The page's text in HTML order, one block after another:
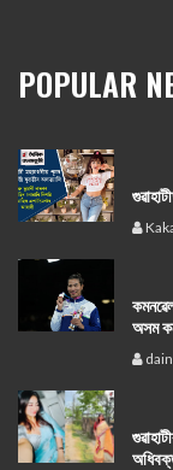
POPULAR
অসম